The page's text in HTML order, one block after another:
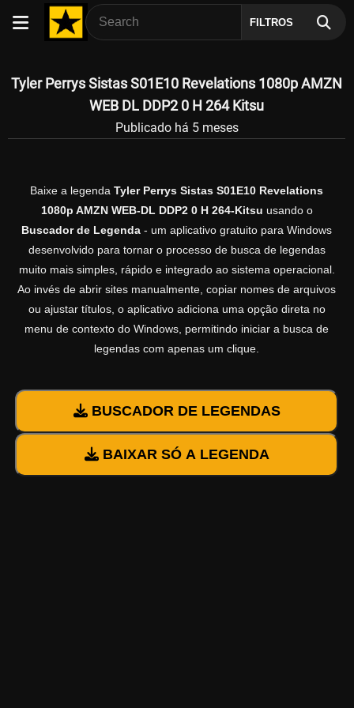
FILTROS
Tyler Perrys Sistas S01E10 Revelations 1080p AMZN
WEB DL DDP2 0 H 264 Kitsu
Publicado há 5 meses
Baixe a legenda Tyler Perrys Sistas S01E10 Revelations
1080p AMZN WEB-DL DDP2 0 H 264-Kitsu usando o
Buscador de Legenda - um aplicativo gratuito para Windows
desenvolvido para tornar o processo de busca de legendas
muito mais simples, rápido e integrado ao sistema operacional.
Ao invés de abrir sites manualmente, copiar nomes de arquivos
ou ajustar títulos, o aplicativo adiciona uma opção direta no
menu de contexto do Windows, permitindo iniciar a busca de
legendas com apenas um clique.
BUSCADOR DE LEGENDAS
BAIXAR SÓ A LEGENDA